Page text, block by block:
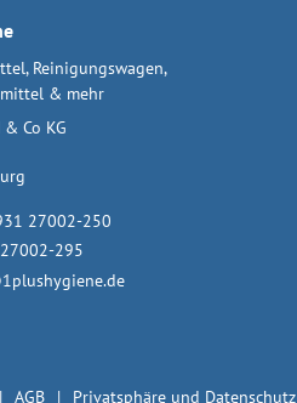
Reinigungswagen,
& mehr
Co KG
27002-250
295
AGB Privatsphäre und Datenschutz